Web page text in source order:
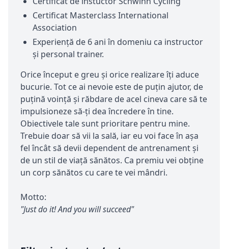
Certificat Masterclass International
Association
Experiență de 6 ani în domeniu ca instructor
și personal trainer.
Orice început e greu și orice realizare îți aduce
bucurie. Tot ce ai nevoie este de puțin ajutor, de
puțină voință și răbdare de acel cineva care să te
impulsioneze să-ți dea încredere în tine.
Obiectivele tale sunt prioritare pentru mine.
Trebuie doar să vii la sală, iar eu voi face în aşa
fel încât să devii dependent de antrenament şi
de un stil de viaţă sănătos. Ca premiu vei obţine
un corp sănătos cu care te vei mândri.
Motto:
"Just do it! And you will succeed"